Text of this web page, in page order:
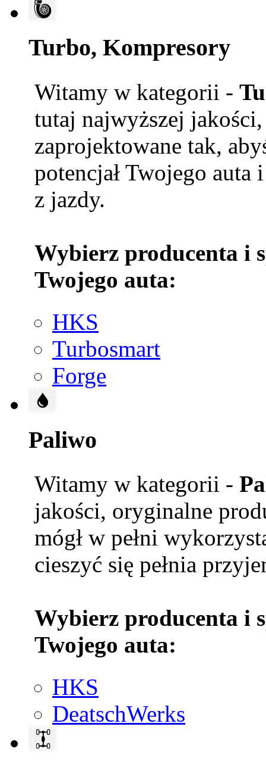
Turbo, Kompresory
Witamy w kategorii -
tutaj najwyższej
zaprojektowane tak,
potencjał Twojego auta
z jazdy.
Wybierz producenta i
Twojego auta:
HKS
Turbosmart
Forge
Paliwo
Witamy w kategorii -
jakości, oryginalne
mógł w pełni
cieszyć się pełnia
Wybierz producenta i
Twojego auta:
HKS
DeatschWerks